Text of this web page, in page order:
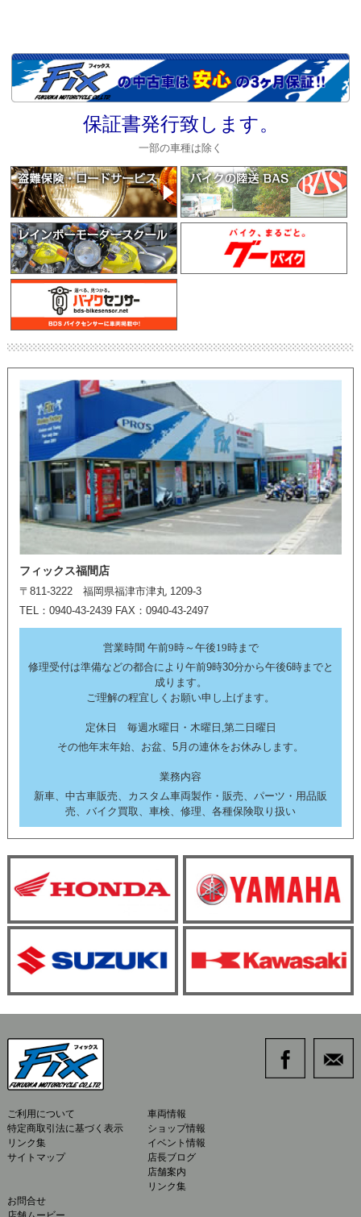
保証書発行致します。
一部の車種は除く
フィックス福間店
〒811-3222 福岡県福津市津丸 1209-3
TEL：0940-43-2439 FAX：0940-43-2497
営業時間 午前9時～午後19時まで
修理受付は準備などの都合により午前9時30分から午後6時までと
成ります。
ご理解の程宜しくお願い申し上げます。
定休日 毎週水曜日・木曜日,第二日曜日
その他年末年始、お盆、5月の連休をお休みします。
業務内容
新車、中古車販売、カスタム車両製作・販売、パーツ・用品販
売、バイク買取、車検、修理、各種保険取り扱い
ご利用について
特定商取引法に基づく表示
リンク集
サイトマップ
車両情報
ショップ情報
イベント情報
店長ブログ
店舗案内
リンク集
お問合せ